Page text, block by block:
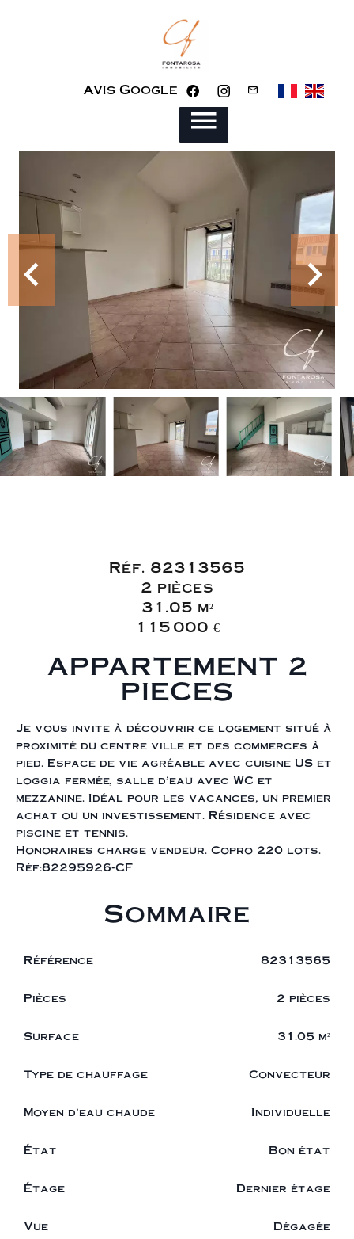
Avis Google
Réf. 82313565
2 pièces
31.05 m²
115 000 €
APPARTEMENT 2
PIECES
Je vous invite à découvrir ce logement situé à
proximité du centre ville et des commerces à
pied. Espace de vie agréable avec cuisine US et
loggia fermée, salle d'eau avec WC et
mezzanine. Idéal pour les vacances, un premier
achat ou un investissement. Résidence avec
piscine et tennis.
Honoraires charge vendeur. Copro 220 lots.
Réf:82295926-CF
Sommaire
Référence 82313565
Pièces 2 pièces
Surface 31.05 m²
Type de chauffage Convecteur
Moyen d'eau chaude Individuelle
État Bon état
Étage Dernier étage
Vue Dégagée